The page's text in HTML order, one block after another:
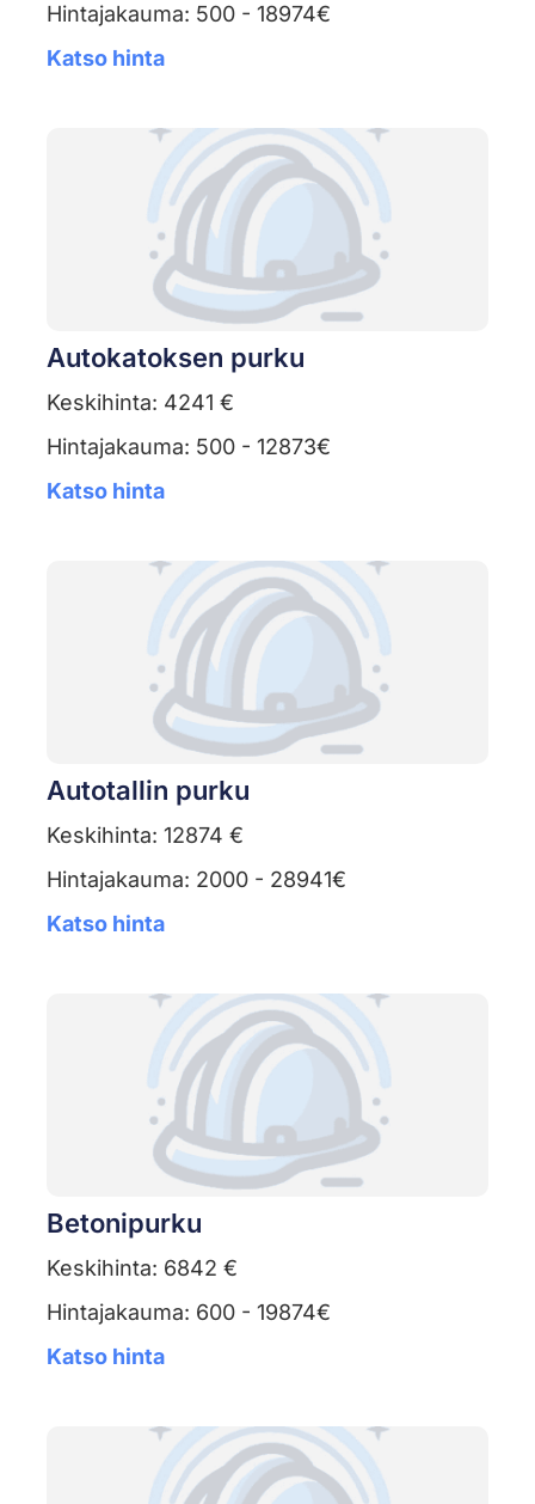
Hintajakauma: 500 - 18974€
Katso hinta
Autokatoksen purku
Keskihinta: 4241 €
Hintajakauma: 500 - 12873€
Katso hinta
Autotallin purku
Keskihinta: 12874 €
Hintajakauma: 2000 - 28941€
Katso hinta
Betonipurku
Keskihinta: 6842 €
Hintajakauma: 600 - 19874€
Katso hinta